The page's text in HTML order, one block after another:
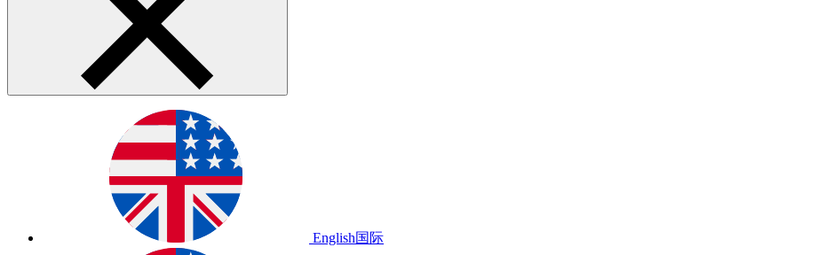
English国际